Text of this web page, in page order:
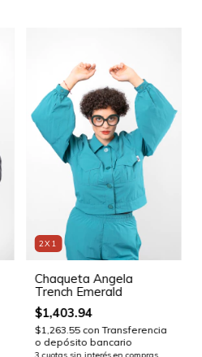
2X1
Chaqueta Angela
Trench Emerald
$1,403.94
$1,263.55 con Transferencia
o depósito bancario